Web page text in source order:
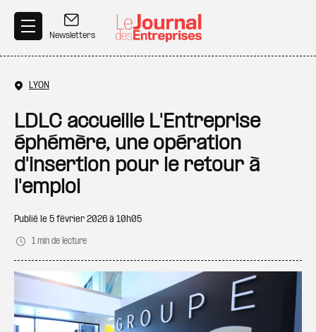
Newsletters
LYON
LDLC accueille L'Entreprise
éphémère, une opération
d'insertion pour le retour à
l'emploi
Publié le 5 février 2026 à 10h05
1 min de lecture